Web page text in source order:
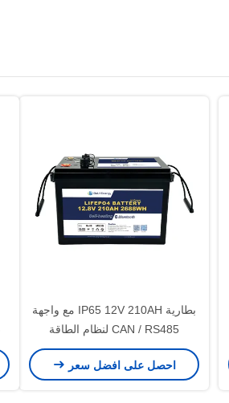
بطارية IP65 12V 210AH مع واجهة
CAN / RS485 لنظام الطاقة
الشمسية
احصل على افضل سعر